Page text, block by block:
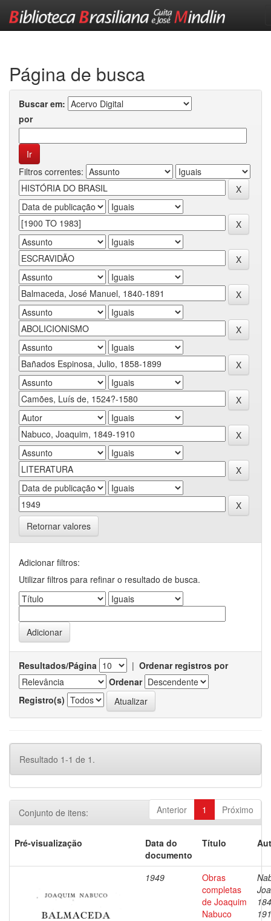
Página de busca
Buscar em:
por
Filtros correntes:
Retornar valores
Adicionar filtros:
Utilizar filtros para refinar o resultado de busca.
Resultados/Página | Ordenar registros por
Ordenar
Registro(s)
Resultado 1-1 de 1.
Anterior 1 Próximo
Conjunto de itens:
Pré-visualização
Data do
documento
Título
1949
Obras
completas
de Joaquim
Nabuco